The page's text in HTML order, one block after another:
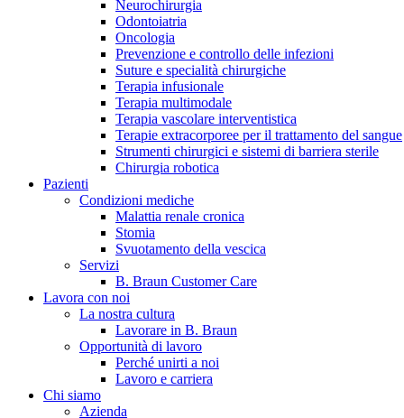
Campione stomia o cateteri
Richiedi gratuitamente un campione al nostro Customer Care,
Trova la tua opportunità di lavoro!
Scopri le opportunità di carriera del Gruppo B. Braun. Visita
Contatti
Hai domande o richieste? Scrivici per entrare subito in contatto
Neurochirurgia
Odontoiatria
Oncologia
Prevenzione e controllo delle infezioni
Suture e specialità chirurgiche
Terapia infusionale
Terapia multimodale
Terapia vascolare interventistica
Terapie extracorporee per il trattamento del sangue
Strumenti chirurgici e sistemi di barriera sterile
Chirurgia robotica
Pazienti
Condizioni mediche
Malattia renale cronica
Stomia
Svuotamento della vescica
Servizi
B. Braun Customer Care
Lavora con noi
La nostra cultura
Lavorare in B. Braun
Opportunità di lavoro
Perché unirti a noi
Lavoro e carriera
Chi siamo
Azienda